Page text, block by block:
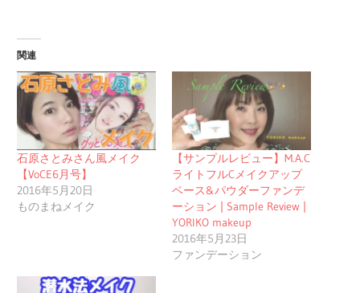
関連
石原さとみさん風メイク
【VoCE6月号】
2016年5月20日
ものまねメイク
【サンプルレビュー】M.A.C
ライトフルCメイクアップ
ベース&パウダーファンデ
ーション | Sample Review |
YORIKO makeup
2016年5月23日
ファンデーション